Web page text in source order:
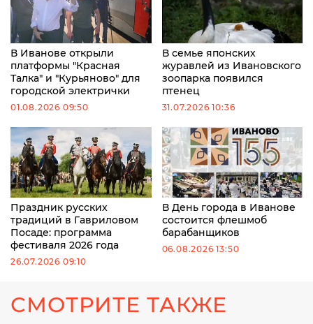
В Иванове открыли
платформы "Красная
Талка" и "Курьяново" для
городской электрички
01.08.2026 09:50
В семье японских
журавлей из Ивановского
зоопарка появился
птенец
31.07.2026 10:36
Праздник русских
традиций в Гавриловом
Посаде: программа
фестиваля 2026 года
26.07.2026 09:10
В День города в Иванове
состоится флешмоб
барабанщиков
06.08.2026 13:50
СМОТРИТЕ ТАКЖЕ